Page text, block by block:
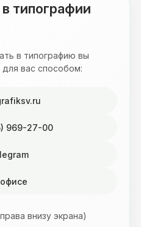
в типографии
в типографию вы
вас способом:
969-27-00
внизу экрана)